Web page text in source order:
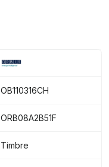
OB110316CH
ORB08A2B51F
Timbre